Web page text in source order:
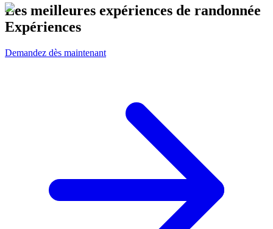
Les meilleures expériences de randonnée
Expériences
Demandez dès maintenant